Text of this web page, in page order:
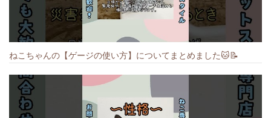
ねこちゃんの【ゲージの使い方】についてまとめました️🐱📝